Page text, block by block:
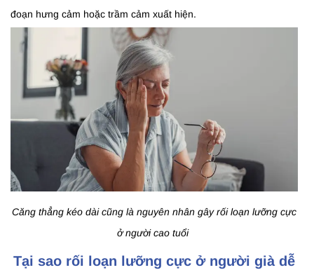
đoạn hưng cảm hoặc trầm cảm xuất hiện.
Căng thẳng kéo dài cũng là nguyên nhân gây rối loạn lưỡng cực
ở người cao tuổi
Tại sao rối loạn lưỡng cực ở người già dễ